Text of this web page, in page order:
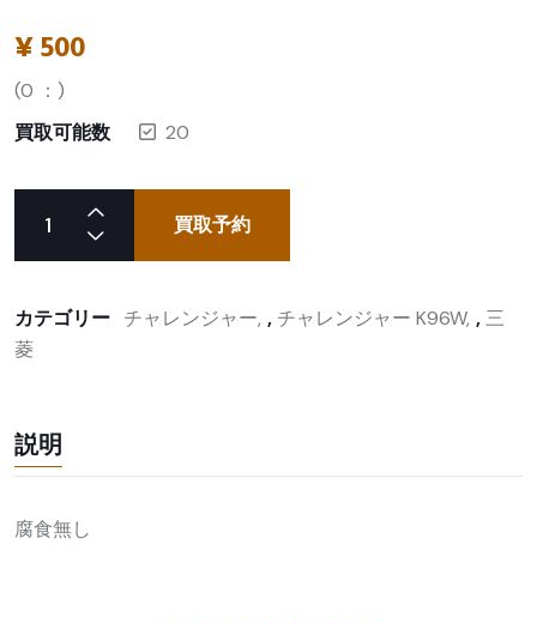
¥500
(0 ：)
買取可能数
20
買取予約
カテゴリー チャレンジャー , チャレンジャー K96W ,三
菱
説明
腐食無し